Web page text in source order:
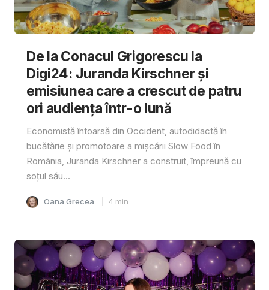
De la Conacul Grigorescu la
Digi24: Juranda Kirschner și
emisiunea care a crescut de patru
ori audiența într-o lună
Economistă întoarsă din Occident, autodidactă în
bucătărie și promotoare a mișcării Slow Food în
România, Juranda Kirschner a construit, împreună cu
soțul său...
Oana Grecea 4 min